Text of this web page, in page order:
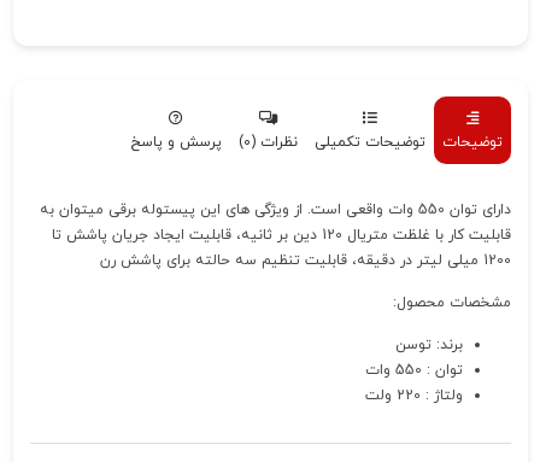
توضیحات توضیحات تکمیلی نظرات (0) پرسش و پاسخ
دارای توان 550 وات واقعی است. از ویژگی های این پیستوله برقی میتوان به
قابلیت کار با غلظت متریال 120 دین بر ثانیه، قابلیت ایجاد جریان پاشش تا
1200 میلی لیتر در دقیقه، قابلیت تنظیم سه حالته برای پاشش رن
مشخصات محصول:
برند: توسن
توان : 550 وات
ولتاژ : 220 ولت